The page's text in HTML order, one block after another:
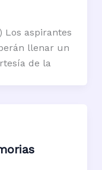
Los aspirantes
llenar un
de la